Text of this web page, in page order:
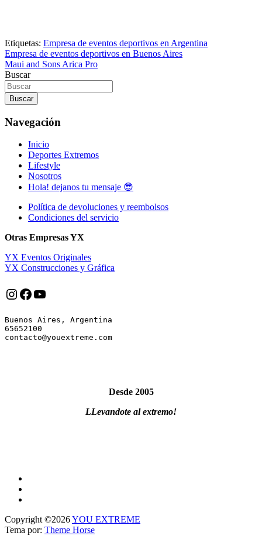
Etiquetas: Empresa de eventos deportivos en Argentina
Navegación
de
entradas
Empresa de eventos deportivos en Buenos Aires
Maui and Sons Arica Pro
Buscar
Buscar
Navegación
Inicio
Deportes Extremos
Lifestyle
Nosotros
Hola! dejanos tu mensaje 😎
Política de devoluciones y reembolsos
Condiciones del servicio
Otras Empresas YX
YX Eventos Originales
YX Construcciones y Gráfica
Instagram
Facebook
YouTube
Buenos Aires, Argentina
65652100
Desde 2005
LLevandote al extremo!
Copyright ©2026YOU EXTREME
Tema por: Theme Horse